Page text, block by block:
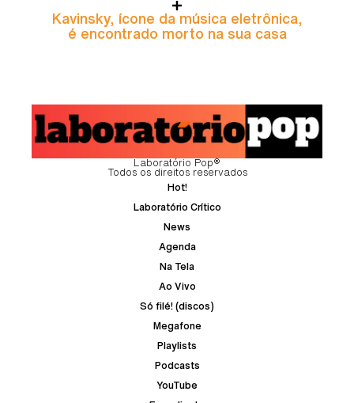
Kavinsky, ícone da música eletrônica,
é encontrado morto na sua casa
Laboratório Pop®
Todos os direitos reservados
Hot!
Laboratório Crítico
News
Agenda
Na Tela
Ao Vivo
Só filé! (discos)
Megafone
Playlists
Podcasts
YouTube